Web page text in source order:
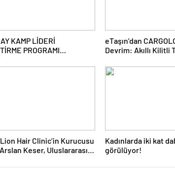
KAMP LİDERİ
PROGRAMI
eTaşın’dan
Devrim: Akıllı Kilitli
Hair Clinic’in Kurucusu
Keser, Uluslararası
Başarılı Saç Ekim Uzmanı’
Kadınlarda iki kat
görülüyor!